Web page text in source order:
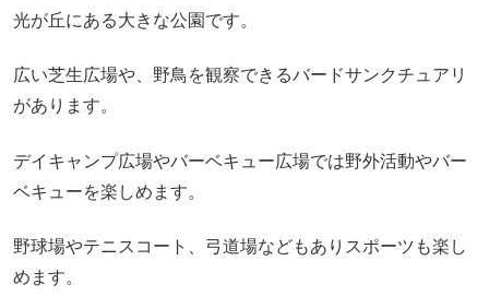
光が丘にある大きな公園です。
広い芝生広場や、野鳥を観察できるバードサンクチュアリ
があります。
デイキャンプ広場やバーベキュー広場では野外活動やバー
ベキューを楽しめます。
野球場やテニスコート、弓道場などもありスポーツも楽し
めます。